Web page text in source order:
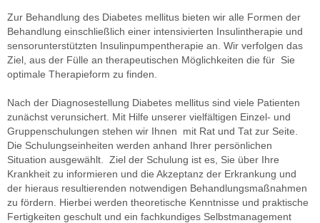
Zur Behandlung des Diabetes mellitus bieten wir alle Formen der
Behandlung einschließlich einer intensivierten Insulintherapie und
sensorunterstützten Insulinpumpentherapie an. Wir verfolgen das
Ziel, aus der Fülle an therapeutischen Möglichkeiten die für Sie
optimale Therapieform zu finden.
Nach der Diagnosestellung Diabetes mellitus sind viele Patienten
zunächst verunsichert. Mit Hilfe unserer vielfältigen Einzel- und
Gruppenschulungen stehen wir Ihnen mit Rat und Tat zur Seite.
Die Schulungseinheiten werden anhand Ihrer persönlichen
Situation ausgewählt. Ziel der Schulung ist es, Sie über Ihre
Krankheit zu informieren und die Akzeptanz der Erkrankung und
der hieraus resultierenden notwendigen Behandlungsmaßnahmen
zu fördern. Hierbei werden theoretische Kenntnisse und praktische
Fertigkeiten geschult und ein fachkundiges Selbstmanagement